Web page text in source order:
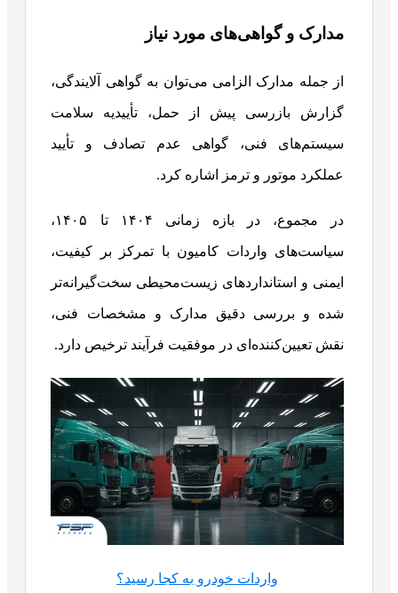
مدارک و گواهی‌های مورد نیاز
از جمله مدارک الزامی می‌توان به گواهی آلایندگی،
گزارش بازرسی پیش از حمل، تأییدیه سلامت
سیستم‌های فنی، گواهی عدم تصادف و تأیید
عملکرد موتور و ترمز اشاره کرد.
در مجموع، در بازه زمانی ۱۴۰۴ تا ۱۴۰۵،
سیاست‌های واردات کامیون با تمرکز بر کیفیت،
ایمنی و استانداردهای زیست‌محیطی سخت‌گیرانه‌تر
شده و بررسی دقیق مدارک و مشخصات فنی،
نقش تعیین‌کننده‌ای در موفقیت فرآیند ترخیص دارد.
واردات خودرو به کجا رسید؟